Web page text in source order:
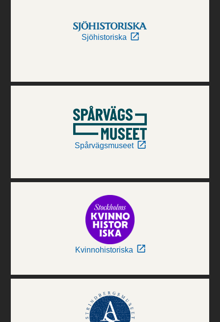
Sjöhistoriska
Spårvägsmuseet
Kvinnohistoriska